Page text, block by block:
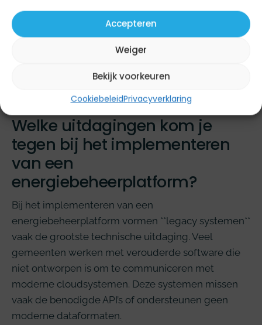
Accepteren
Weiger
Bekijk voorkeuren
CookiebeleidPrivacyverklaring
kennis
Eenvoudig te
implementeren,
lage technische
Welke uitdagingen kom je
tegen bij het implementeren
van een
energiebeheerplatform?
Bij het implementeren van een
energiebeheerplatform vormen **legacy systemen**
vaak de grootste technische uitdaging. Veel
gemeenten werken met verouderde software die
niet ontworpen is om te communiceren met
moderne cloudsystemen. Deze systemen missen
vaak de benodigde API’s of ondersteunen geen
moderne dataformaten.